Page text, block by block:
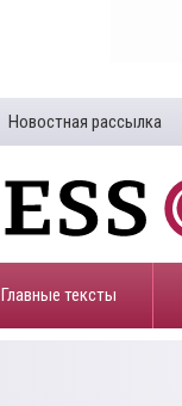
Новостная рассылка
Главные тексты